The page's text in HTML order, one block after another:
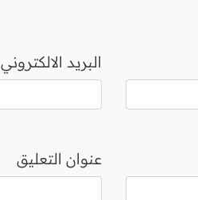
البريد الالكتروني
عنوان التعليق